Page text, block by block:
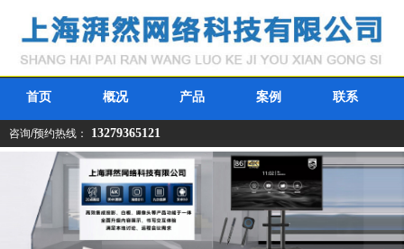
首页 概况 产品 案例 联系
咨询/预约热线： 13279365121